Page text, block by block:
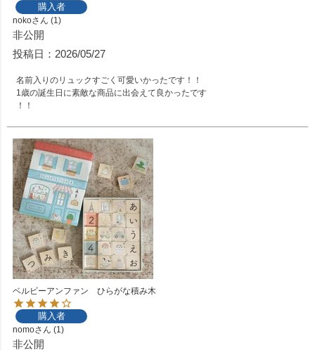
購入者
noko 1
非公開
投稿日
2026/05/27
名前入りのリュックすごく可愛いかったです！！
1歳の誕生日に素敵な商品に出会えて良かったです
！！
ベルビーアンファン ひらがな積み木
購入者
nomo 1
非公開